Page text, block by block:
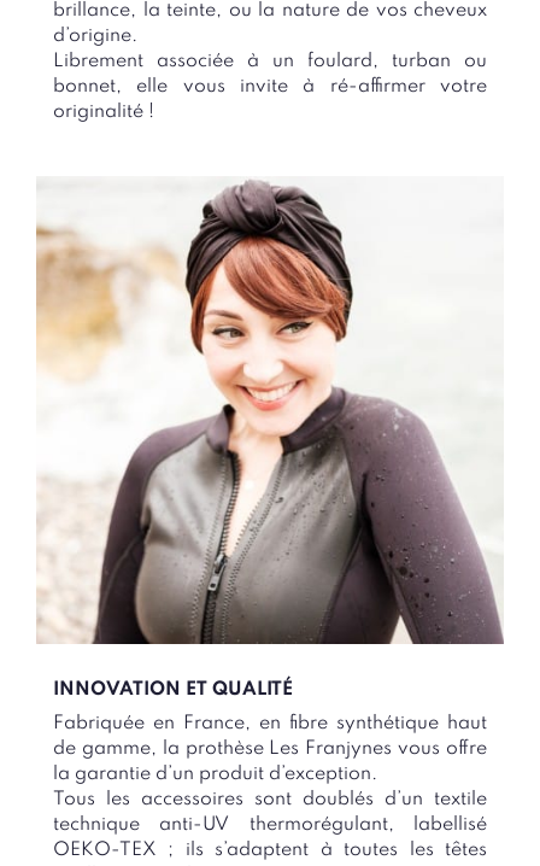
brillance, la teinte, ou la nature de vos cheveux
d’origine.
Librement associée à un foulard, turban ou
bonnet, elle vous invite à ré-affirmer votre
originalité !
INNOVATION ET QUALITÉ
Fabriquée en France, en fibre synthétique haut
de gamme, la prothèse Les Franjynes vous offre
la garantie d’un produit d’exception.
Tous les accessoires sont doublés d’un textile
technique anti-UV thermorégulant, labellisé
OEKO-TEX ; ils s’adaptent à toutes les têtes